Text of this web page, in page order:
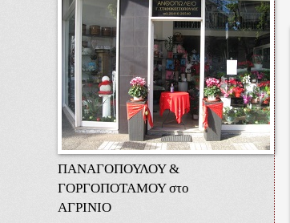
ΠΑΝΑΓΟΠΟΥΛΟΥ &
ΓΟΡΓΟΠΟΤΑΜΟΥ στο
ΑΓΡΙΝΙΟ